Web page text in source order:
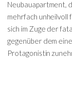
Neubauapartment,
mehrfach
sich im Zuge der
gegenüber dem
Protagonistin